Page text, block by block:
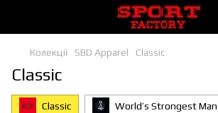
Колекції SBD Apparel Classic
Classic
Classic World’s Strongest Man